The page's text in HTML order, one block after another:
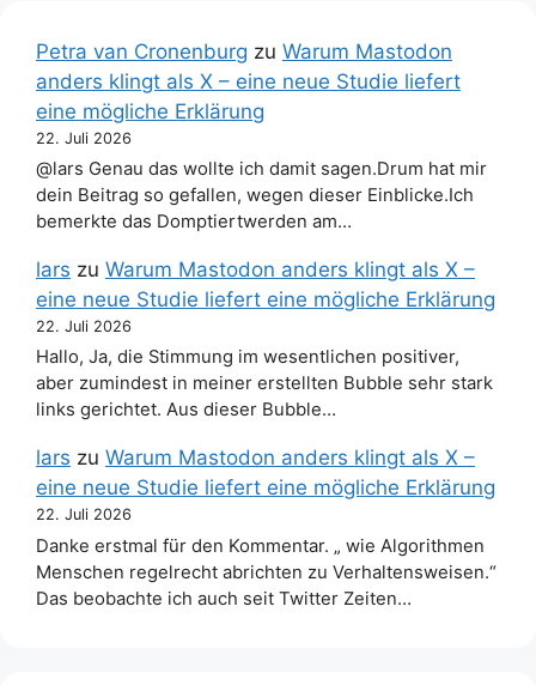
Petra van Cronenburg zu Warum Mastodon
anders klingt als X – eine neue Studie liefert
eine mögliche Erklärung
22. Juli 2026
@lars Genau das wollte ich damit sagen.Drum hat mir
dein Beitrag so gefallen, wegen dieser Einblicke.Ich
bemerkte das Domptiertwerden am…
lars zu Warum Mastodon anders klingt als X –
eine neue Studie liefert eine mögliche Erklärung
22. Juli 2026
Hallo, Ja, die Stimmung im wesentlichen positiver,
aber zumindest in meiner erstellten Bubble sehr stark
links gerichtet. Aus dieser Bubble…
lars zu Warum Mastodon anders klingt als X –
eine neue Studie liefert eine mögliche Erklärung
22. Juli 2026
Danke erstmal für den Kommentar. „ wie Algorithmen
Menschen regelrecht abrichten zu Verhaltensweisen.“
Das beobachte ich auch seit Twitter Zeiten…